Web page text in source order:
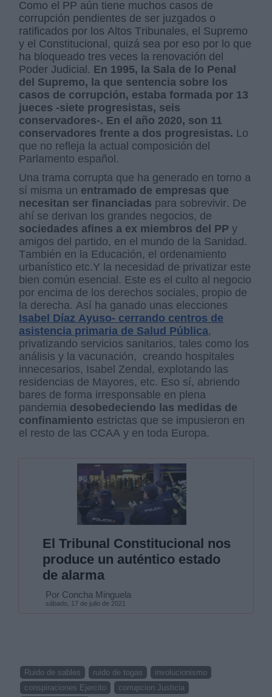
Como el PP aún tiene muchos casos de
corrupción pendientes de ser juzgados o
ratificados por los Altos Tribunales, el Supremo
y el Constitucional, quizá sea por eso por lo que
ha bloqueado tres veces la renovación del
Poder Judicial. En 1995, la Sala de lo Penal
del Supremo, la que sentencia sobre los
casos de corrupción, estaba formada por 13
jueces -siete progresistas, seis
conservadores-. En el año 2020, son 11
conservadores frente a dos progresistas. Lo
que no refleja la actual composición del
Parlamento español.
Una trama corrupta que ha generado en torno a
sí misma un entramado de empresas que
necesitan ser financiadas para sobrevivir. De
ahí se derivan los grandes negocios, de
sociedades afines a ex miembros del PP y
amigos del partido, en el mundo de la Sanidad.
También en la Educación, el ordenamiento
urbanístico etc.Y la necesidad de privatizar este
bien común esencial. Este es el culto al negocio
por encima de los derechos sociales, propio de
la derecha. Así ha ganado unas elecciones
Isabel Díaz Ayuso- cerrando centros de
asistencia primaria de Salud Pública,
privatizando servicios sanitarios, tales como los
análisis y la vacunación,
creando hospitales
innecesarios, Isabel Zendal, explotando las
residencias de Mayores, etc. Eso sí, abriendo
bares de forma irresponsable en plena
pandemia desobedeciendo las medidas de
confinamiento estrictas que se impusieron en
el resto de las CCAA y en toda Europa.
El Tribunal Constitucional nos
produce un auténtico estado
de alarma
Por Concha Minguela
sábado, 17 de julio de 2021
Ruido de sables ruido de togas
involucionismo
conspiraciones Ejercito
corrupcion Justicia